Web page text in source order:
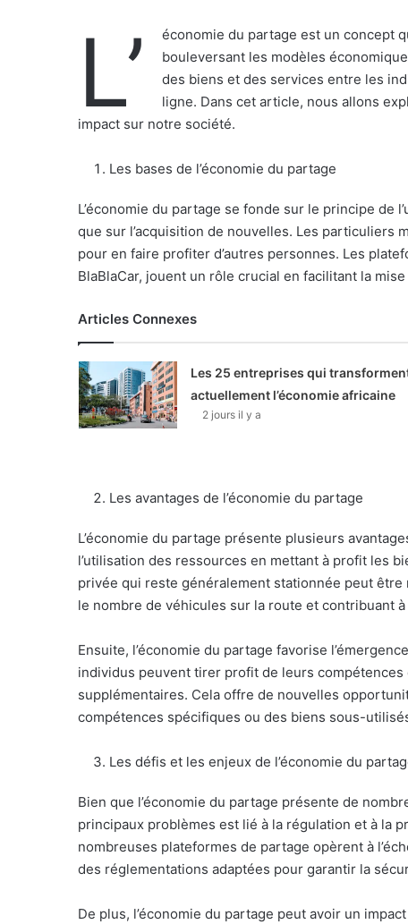
L’
économie du partage est un concept
bouleversant les modèles
des biens et des services entre les
ligne. Dans cet article, nous allons
impact sur notre société.
Les bases de l’économie du partage
L’économie du partage se fonde sur le principe
que sur l’acquisition de nouvelles. Les particuliers
pour en faire profiter d’autres personnes. Les
BlaBlaCar, jouent un rôle crucial en facilitant la
Articles Connexes
Les 25 entreprises qui
actuellement l’économie africaine
2 jours il y a
Les avantages de l’économie du partage
L’économie du partage présente plusieurs
l’utilisation des ressources en mettant à profit les
privée qui reste généralement stationnée peut
le nombre de véhicules sur la route et contribuant
Ensuite, l’économie du partage favorise
individus peuvent tirer profit de leurs
supplémentaires. Cela offre de nouvelles
compétences spécifiques ou des biens sous-
Les défis et les enjeux de l’économie du
Bien que l’économie du partage présente de
principaux problèmes est lié à la régulation et à la
nombreuses plateformes de partage opèrent à
des réglementations adaptées pour garantir la
De plus, l’économie du partage peut avoir un